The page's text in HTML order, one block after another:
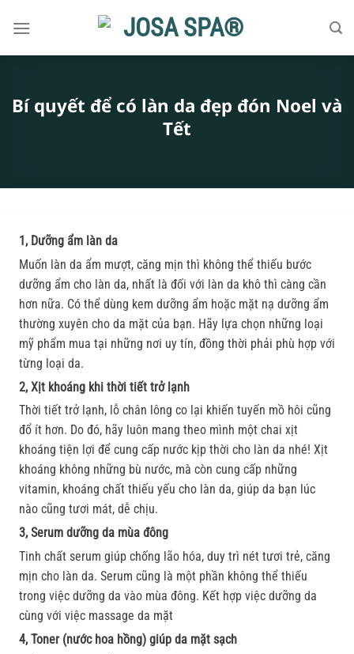
qua
Bí quyết để có làn da đẹp đón Noel và
Tết
1, Dưỡng ẩm làn da
Muốn làn da ẩm mượt, căng mịn thì không thể thiếu bước
dưỡng ẩm cho làn da, nhất là đối với làn da khô thì càng cần
hơn nữa. Có thể dùng kem dưỡng ẩm hoặc mặt nạ dưỡng ẩm
thường xuyên cho da mặt của bạn. Hãy lựa chọn những loại
mỹ phẩm mua tại những nơi uy tín, đồng thời phải phù hợp với
từng loại da.
2, Xịt khoáng khi thời tiết trở lạnh
Thời tiết trở lạnh, lỗ chân lông co lại khiến tuyến mồ hôi cũng
đổ ít hơn. Do đó, hãy luôn mang theo mình một chai xịt
khoáng tiện lợi để cung cấp nước kịp thời cho làn da nhé! Xịt
khoáng không những bù nước, mà còn cung cấp những
vitamin, khoáng chất thiếu yếu cho làn da, giúp da bạn lúc
nào cũng tươi mát, dễ chịu.
3, Serum dưỡng da mùa đông
Tinh chất serum giúp chống lão hóa, duy trì nét tươi trẻ, căng
mịn cho làn da. Serum cũng là một phần không thể thiếu
trong việc dưỡng da vào mùa đông. Kết hợp việc dưỡng da
cùng với việc massage da mặt
4, Toner (nước hoa hồng) giúp da mặt sạch